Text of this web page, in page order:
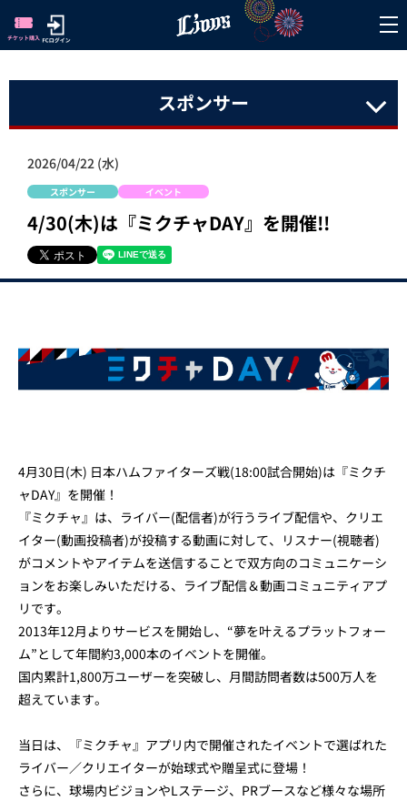
スポンサー
2026/04/22 (水)
スポンサー イベント
4/30(木)は『ミクチャDAY』を開催!!
4月30日(木) 日本ハムファイターズ戦(18:00試合開始)は『ミクチ
ャDAY』を開催！
『ミクチャ』は、ライバー(配信者)が行うライブ配信や、クリエ
イター(動画投稿者)が投稿する動画に対して、リスナー(視聴者)
がコメントやアイテムを送信することで双方向のコミュニケーシ
ョンをお楽しみいただける、ライブ配信＆動画コミュニティアプ
リです。
2013年12月よりサービスを開始し、“夢を叶えるプラットフォー
ム”として年間約3,000本のイベントを開催。
国内累計1,800万ユーザーを突破し、月間訪問者数は500万人を
超えています。
当日は、『ミクチャ』アプリ内で開催されたイベントで選ばれた
ライバー／クリエイターが始球式や贈呈式に登場！
さらに、球場内ビジョンやLステージ、PRブースなど様々な場所